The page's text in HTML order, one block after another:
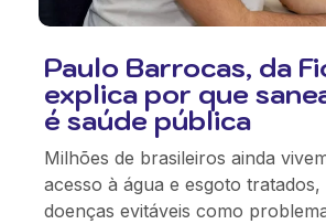
Paulo Barrocas, da
explica por que
é saúde pública
Milhões de brasileiros ainda
acesso à água e esgoto tratados,
doenças evitáveis como